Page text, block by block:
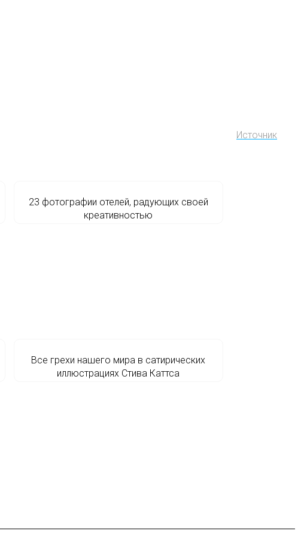
Источник
23 фотографии отелей, радующих своей
креативностью
Все грехи нашего мира в сатирических
иллюстрациях Стива Каттса